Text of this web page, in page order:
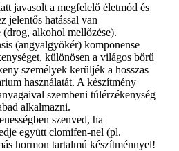
javasolt a megfelelő életmód és
jelentős hatással van
(drog, alkohol mellőzése).
(angyalgyökér) komponense
különösen a világos bőrű
személyek kerüljék a hosszas
használatát. A készítmény
szembeni túlérzékenység
alkalmazni.
szenved, ha
együtt clomifen-nel (pl.
hormon tartalmú készítménnyel!